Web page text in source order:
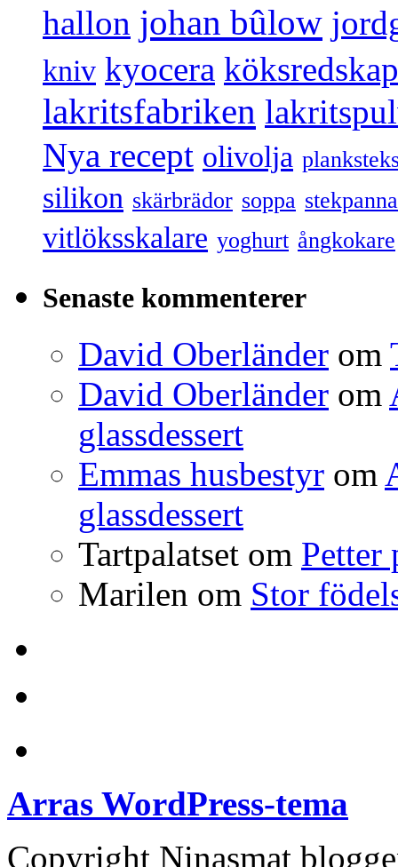
hallon johan bûlow
kniv kyocera köksredskap
lakritsfabriken
Nya recept olivolja
silikon skärbrädor soppa stekpanna
vitlöksskalare yoghurt ångkokare
Senaste kommenterer
David Oberländer om
David Oberländer om
glassdessert
Emmas husbestyr om
glassdessert
Tartpalatset om Petter
Marilen om Stor
Arras WordPress-tema
Copyright Ninasmat